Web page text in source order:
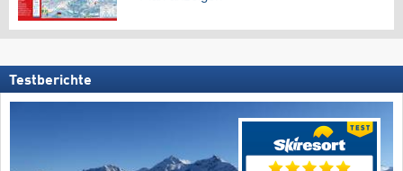
Testberichte